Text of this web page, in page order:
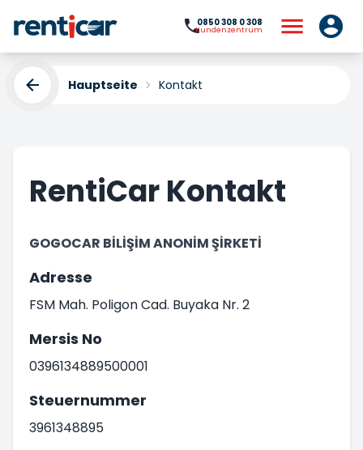
0850 308 0 308
Kundenzentrum
Hauptseite Kontakt
RentiCar Kontakt
GOGOCAR BİLİŞİM ANONİM ŞİRKETİ
Adresse
FSM Mah. Poligon Cad. Buyaka Nr. 2
Mersis No
0396134889500001
Steuernummer
3961348895